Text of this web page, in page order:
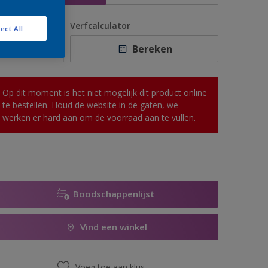
Verfcalculator
Bereken
Op dit moment is het niet mogelijk dit product online
te bestellen. Houd de website in de gaten, we
werken er hard aan om de voorraad aan te vullen.
Boodschappenlijst
Vind een winkel
All